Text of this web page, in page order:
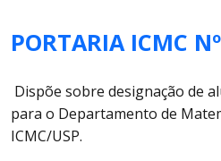
PORTARIA ICMC
Dispõe sobre designação de
para o Departamento de
ICMC/USP.